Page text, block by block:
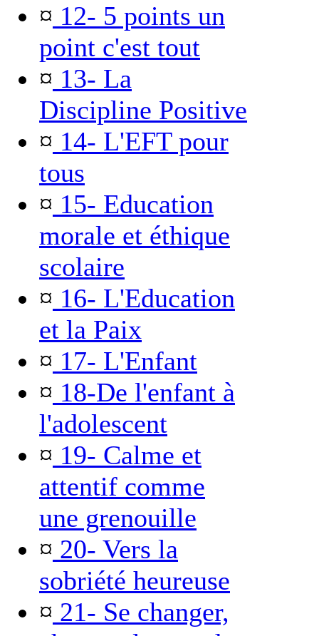
¤ 12- 5 points un
point c'est tout
¤ 13- La
Discipline Positive
¤ 14- L'EFT pour
tous
¤ 15- Education
morale et éthique
scolaire
¤ 16- L'Education
et la Paix
¤ 17- L'Enfant
¤ 18-De l'enfant à
l'adolescent
¤ 19- Calme et
attentif comme
une grenouille
¤ 20- Vers la
sobriété heureuse
¤ 21- Se changer,